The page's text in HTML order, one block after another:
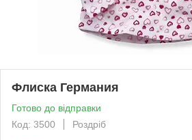
Флиска Германия
Готово до відправки
Код: 3500
Роздріб